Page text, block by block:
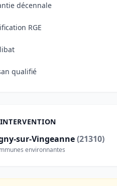
décennale
RGE
qualifié
sur-Vingeanne(21310)
environnantes